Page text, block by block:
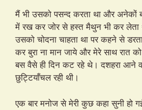
मैं भी उसको पसन्द करता था और अनेकों
में रख कर जोर से हस्त मैथुन भी कर लेता
उसको चोदना चाहता था पर कहने से
कर बुरा ना मान जाये और मेरे साथ रात
बस वैसे ही दिन कट रहे थे। दशहरा आने
छुट्टियाँचल रही थी।
एक बार मनोज से मेरी कुछ कहा सुनी हो